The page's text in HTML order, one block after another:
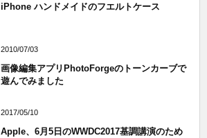
iPhone ハンドメイドのフエルトケース
2010/07/03
画像編集アプリPhotoForgeのトーンカーブで
遊んでみました
2017/05/10
Apple、6月5日のWWDC2017基調講演のため